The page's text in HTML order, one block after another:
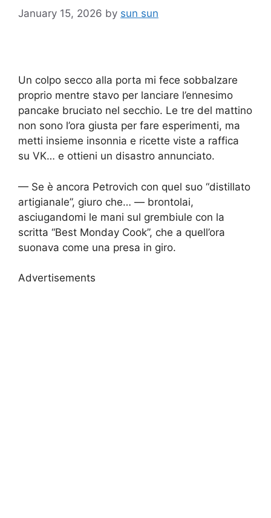
January 15, 2026 by sun sun
Un colpo secco alla porta mi fece sobbalzare
proprio mentre stavo per lanciare l’ennesimo
pancake bruciato nel secchio. Le tre del mattino
non sono l’ora giusta per fare esperimenti, ma
metti insieme insonnia e ricette viste a raffica
su VK… e ottieni un disastro annunciato.
— Se è ancora Petrovich con quel suo “distillato
artigianale”, giuro che… — brontolai,
asciugandomi le mani sul grembiule con la
scritta “Best Monday Cook”, che a quell’ora
suonava come una presa in giro.
Advertisements